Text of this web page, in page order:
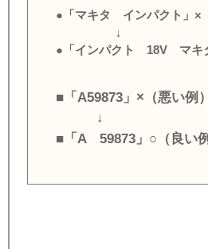
●「マキタ インパクト」×
↓
●「インパクト 18V マキ
■「A59873」×（悪い例）
↓
■「A 59873」○（良い例